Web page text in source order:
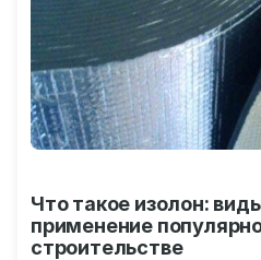
Что такое изолон:
применение
строительстве